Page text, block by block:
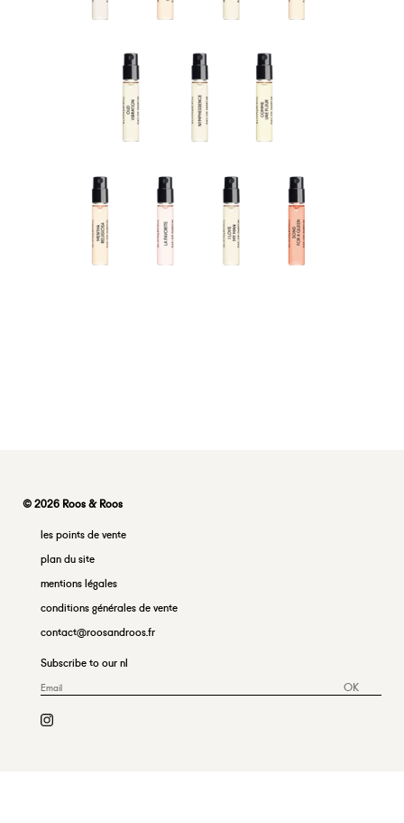
© 2026 Roos & Roos
les points de vente
plan du site
mentions légales
conditions générales de vente
contact@roosandroos.fr
Subscribe to our nl
OK